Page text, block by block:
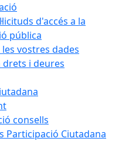
d'accés a la
pública
vostres dades
i deures
consells
Participació Ciutadana